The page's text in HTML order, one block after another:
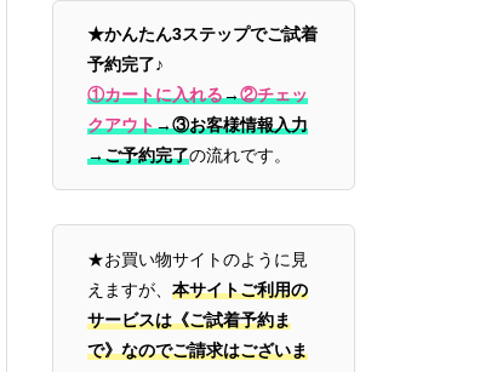
★かんたん3ステップでご試着
予約完了♪
①カートに入れる→②チェッ
クアウト→③お客様情報入力
→ご予約完了の流れです。
★お買い物サイトのように見
えますが、 本サイトご利用の
サービスは《ご試着予約ま
で》なのでご請求はございま